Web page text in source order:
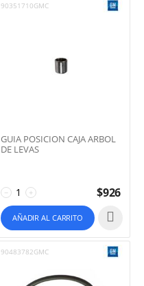
90351710GMC
GUIA POSICION CAJA ARBOL
DE LEVAS
+
− $926
AÑADIR AL CARRITO
90483782GMC